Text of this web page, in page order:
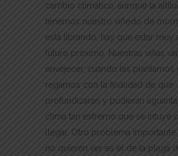
cambio climático, aunque la
tenemos nuestro viñedo de
está librando, hay que estar muy
futuro próximo. Nuestras viñas
envejecer, cuando las plantamos
regamos con la finalidad de que
profundizaran y pudieran
clima tan extremo que se intuye
llegar. Otro problema
no quieren ver es el de la plaga